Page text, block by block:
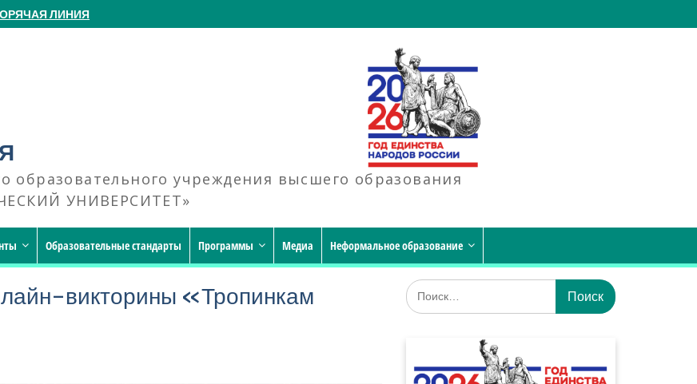
ЛИНИЯ
образовательного учреждения высшего образования
УНИВЕРСИТЕТ»
Образовательные стандарты Программы Медиа Неформальное образование
викторины «Тропинкам
Искать: